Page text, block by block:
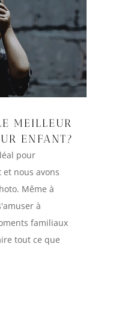
MEILLEUR
ENFANT?
pour
nous avons
Même à
à
familiaux
tout ce que